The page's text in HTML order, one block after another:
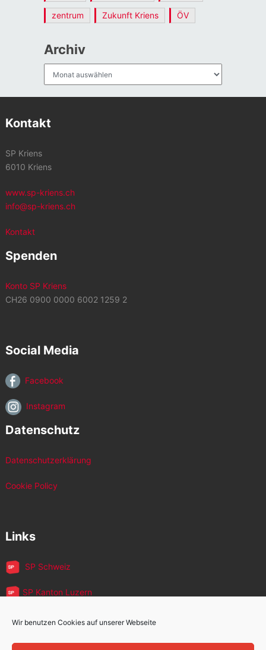
Wir benutzen Cookies auf unserer Webseite
zentrum Zukunft Kriens ÖV
Archiv
Kontakt
SP Kriens
6010 Kriens
www.sp-kriens.ch
info@sp-kriens.ch
Kontakt
Spenden
Konto SP Kriens
CH26 0900 0000 6002 1259 2
Social Media
Facebook
Instagram
Datenschutz
Datenschutzerklärung
Cookie Policy
Links
SP Schweiz
SP Kanton Luzern
JUSO Luzern
SP MigrantInnen